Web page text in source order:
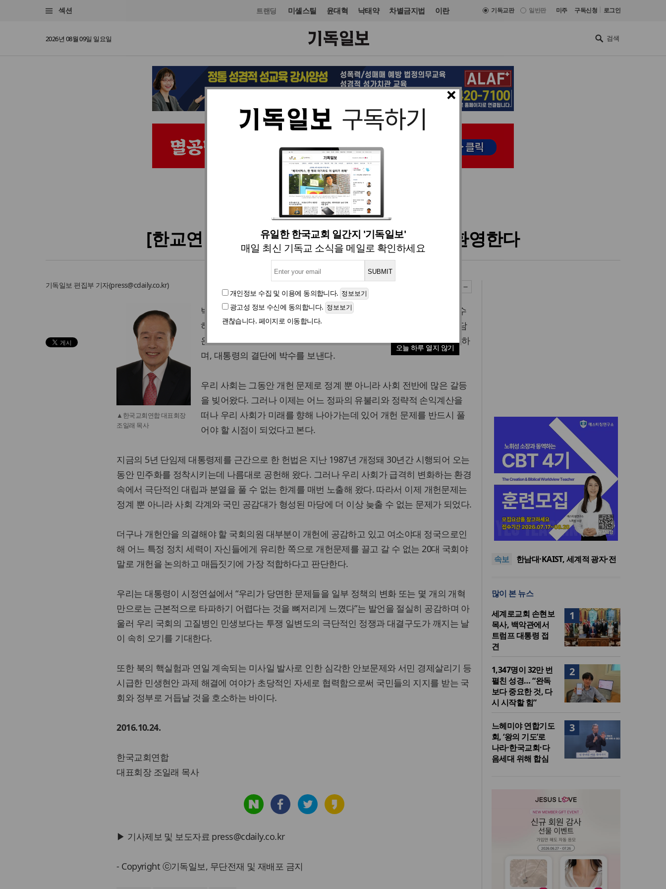
섹션 트랜딩 미셸스틸 윤대혁 낙태약 차별금지법 이란 기독교판 일반판 미주 구독신청 로그인
2026년 08월 09일 일요일
×
유일한 한국교회 일간지 '기독일보'
매일 최신 기독교 소식을 메일로 확인하세요
개인정보 수집 및 이용에 동의합니다.
광고성 정보 수신에 동의합니다.
괜찮습니다. 페이지로 이동합니다.
오늘 하루 열지 않기
교회일반 칼럼 입력 2016. 10. 25 04:24
[한교연 성명서] 박대통령의 개헌 결단을 환영한다
기독일보 편집부 기자(press@cdaily.co.kr)
▲한국교회연합 대표회장
조일래 목사
박근혜 대통령이 24일 국회 시정연설에서 "임기 내에 헌법 개정을 완수
하기 위해 정부 내에 헌법 개정을 위한 조직을 설치해 국민의 여망을 담
은 개헌안을 마련하도록 하겠다"고 개헌추진을 공식화한데 대해 환영하
며, 대통령의 결단에 박수를 보낸다.
우리 사회는 그동안 개헌 문제로 정계 뿐 아니라 사회 전반에 많은 갈등
을 빚어왔다. 그러나 이제는 어느 정파의 유불리와 정략적 손익계산을
떠나 우리 사회가 미래를 향해 나아가는데 있어 개헌 문제를 반드시 풀
어야 할 시점이 되었다고 본다.
지금의 5년 단임제 대통령제를 근간으로 한 헌법은 지난 1987년 개정돼 30년간 시행되어 오는
동안 민주화를 정착시키는데 나름대로 공헌해 왔다. 그러나 우리 사회가 급격히 변화하는 환경
속에서 극단적인 대립과 분열을 풀 수 없는 한계를 매번 노출해 왔다. 따라서 이제 개헌문제는
정계 뿐 아니라 사회 각계와 국민 공감대가 형성된 마당에 더 이상 늦출 수 없는 문제가 되었다.
더구나 개헌안을 의결해야 할 국회의원 대부분이 개헌에 공감하고 있고 여소야대 정국으로인
해 어느 특정 정치 세력이 자신들에게 유리한 쪽으로 개헌문제를 끌고 갈 수 없는 20대 국회야
말로 개헌을 논의하고 매듭짓기에 가장 적합하다고 판단한다.
우리는 대통령이 시정연설에서 “우리가 당면한 문제들을 일부 정책의 변화 또는 몇 개의 개혁
만으로는 근본적으로 타파하기 어렵다는 것을 뼈저리게 느꼈다”는 발언을 절실히 공감하며 아
울러 우리 국회의 고질병인 민생보다는 투쟁 일변도의 극단적인 정쟁과 대결구도가 깨지는 날
이 속히 오기를 기대한다.
또한 북의 핵실험과 연일 계속되는 미사일 발사로 인한 심각한 안보문제와 서민 경제살리기 등
시급한 민생현안 과제 해결에 여야가 초당적인 자세로 협력함으로써 국민들의 지지를 받는 국
회와 정부로 거듭날 것을 호소하는 바이다.
2016.10.24.
한국교회연합
대표회장 조일래 목사
▶ 기사제보 및 보도자료 press@cdaily.co.kr
- Copyright ⓒ기독일보, 무단전재 및 재배포 금지
속보
느헤미야 연합기도회, ‘왕의 기
도’로 나라·한국교회·다음세대
세기총 “자유를 지키며 하나 된
시장 담은 로컬 매거진 ‘포항집’
한남대·KAIST, 세계적 광자·전
도’로 나라·한국교회·다음세대
세기총 “자유를 지키며 하나 된
희망의 미래를 향하여”
많이 본 뉴스
1
세계로교회 손현보
목사, 백악관에서
트럼프 대통령 접
견
2
1,347명이 32만 번
펼친 성경… “완독
보다 중요한 것, 다
시 시작할 힘”
3
느헤미야 연합기도
회, ‘왕의 기도’로
나라·한국교회·다
음세대 위해 합심